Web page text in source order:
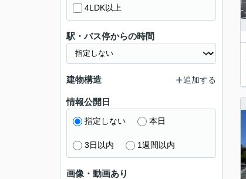
4LDK以上
駅・バス停からの時間
建物構造 追加する
情報公開日
指定しない 本日
3日以内 1週間以内
画像・動画あり